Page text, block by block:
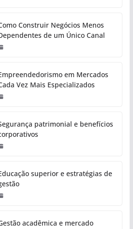
Construir Negócios Menos
de um Único Canal
em Mercados
Vez Mais Especializados
patrimonial e benefícios
superior e estratégias de
acadêmica e mercado